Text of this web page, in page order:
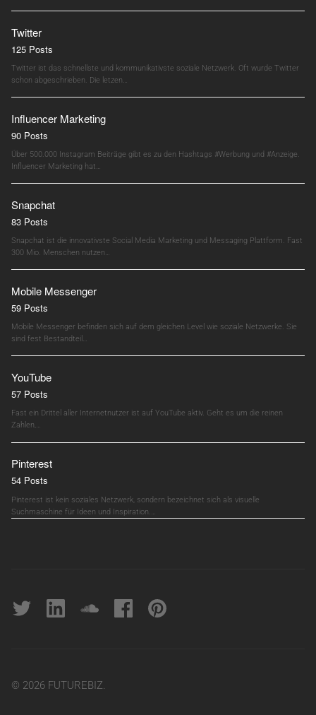
Twitter
125 Posts
Twitter ist das schnellste und kommunikativste soziale Netzwerk. Oft wurde Twitter
schon abgeschrieben. Die letzen…
Influencer Marketing
90 Posts
Über 500.000 Instagram Beiträge gibt es zu den Hashtags #Werbung und #Anzeige.
Influencer Marketing hat…
Snapchat
83 Posts
Snapchat ist die innovativste Social Media Marketing und Messaging Plattform. Fast
300 Mio. Menschen nutzen…
Mobile Messenger
59 Posts
Mobile Messenger befinden sich auf dem gleichen Level wie soziale Netzwerke. Sie
sind fest Bestandteil…
YouTube
57 Posts
Fast ein Drittel aller Internetnutzer ist auf YouTube aktiv. Geht es um die reinen
Zahlen,…
Pinterest
54 Posts
Pinterest ist kein soziales Netzwerk, sondern bezeichnet sich als visuelle
Suchmaschine für Ideen und Inspiration.…
Twitter linkedin soundcloudFacebookpinterest
© 2026 FUTUREBIZ.